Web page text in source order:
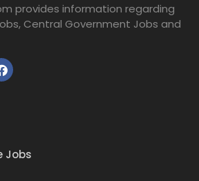
provides information regarding
Central Government Jobs and
Jobs